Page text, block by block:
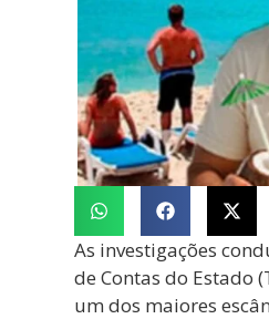
As investigações
de Contas do Estado
um dos maiores